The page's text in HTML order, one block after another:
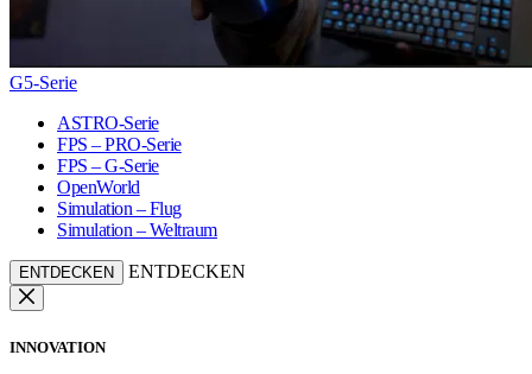
G5-Serie
ASTRO-Serie
FPS – PRO-Serie
FPS – G-Serie
OpenWorld
Simulation – Flug
Simulation – Weltraum
ENTDECKEN ENTDECKEN
INNOVATION